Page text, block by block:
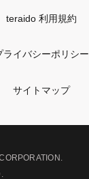
teraido 利用規約
ライバシーポリシー
サイトマップ